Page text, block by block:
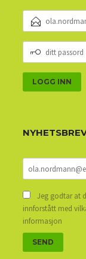
POSTADRESSE
PASSORD
Jeg godtar at
innforstått med
informasjon